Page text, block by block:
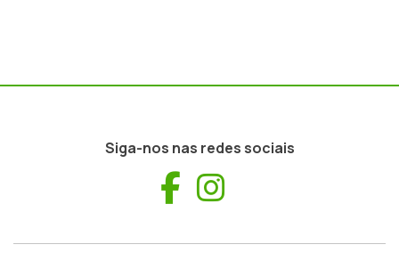
Siga-nos nas redes sociais
Facebook